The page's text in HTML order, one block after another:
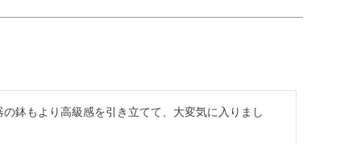
鉢もより高級感を引き立てて、大変気に入りまし